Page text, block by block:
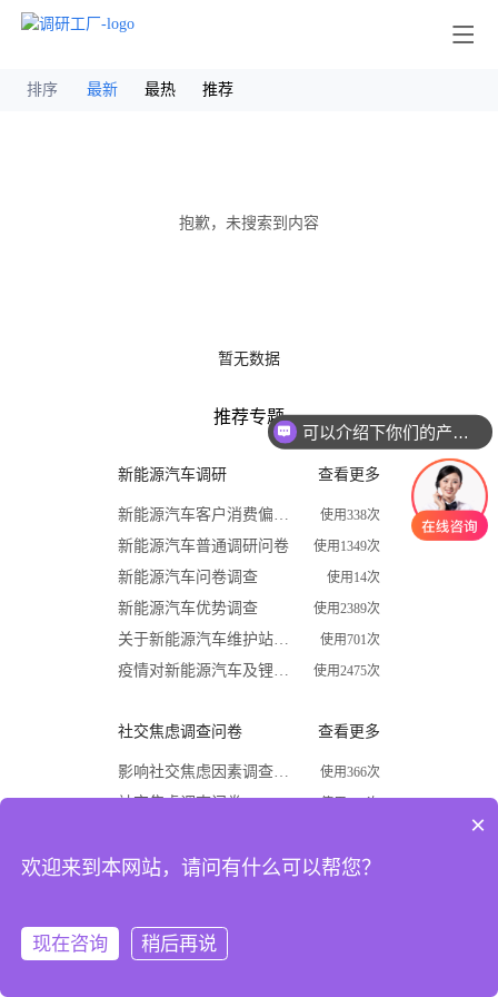
排序 最新 最热 推荐
抱歉，未搜索到内容
暂无数据
推荐专题
新能源汽车调研 查看更多
新能源汽车客户消费偏好调查问卷 使用338次
新能源汽车普通调研问卷 使用1349次
新能源汽车问卷调查 使用14次
新能源汽车优势调查 使用2389次
关于新能源汽车维护站调查问卷 使用701次
疫情对新能源汽车及锂电行业影响调查问卷 使用2475次
社交焦虑调查问卷 查看更多
影响社交焦虑因素调查问卷 使用366次
社交焦虑调查问卷
关于大学生社交焦虑问卷调查 使用677次
注册
×
欢迎来到本网站，请问有什么可以帮您？
现在咨询 稍后再说